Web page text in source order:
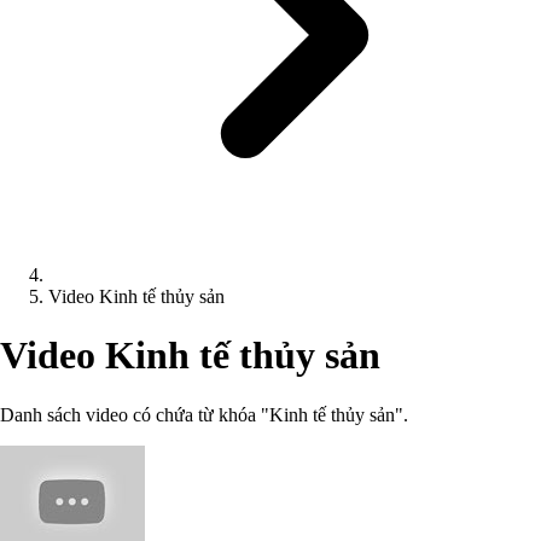
Video Kinh tế thủy sản
Video Kinh tế thủy sản
Danh sách video có chứa từ khóa "Kinh tế thủy sản".